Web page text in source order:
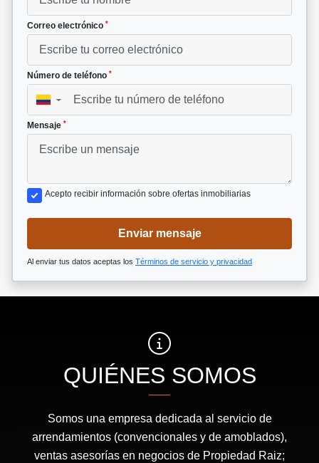
Correo electrónico *
Número de teléfono *
▼
Mensaje *
Acepto recibir información sobre ofertas inmobiliarias
Enviar mensaje
Al enviar tus datos aceptas los Términos de servicio y privacidad
QUIÉNES SOMOS
Somos una empresa dedicada al servicio de
arrendamientos (convencionales y de amoblados),
ventas asesorías en negocios de Propiedad Raiz;